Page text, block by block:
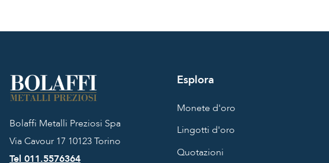
Bolaffi Metalli Preziosi Spa
Via Cavour 17 10123 Torino
Tel 011.5576364
Esplora
Monete d'oro
Lingotti d'oro
Quotazioni